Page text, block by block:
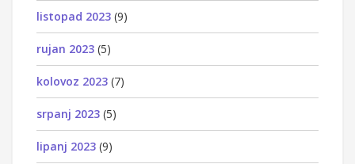
listopad 2023 (9)
rujan 2023 (5)
kolovoz 2023 (7)
srpanj 2023 (5)
lipanj 2023 (9)